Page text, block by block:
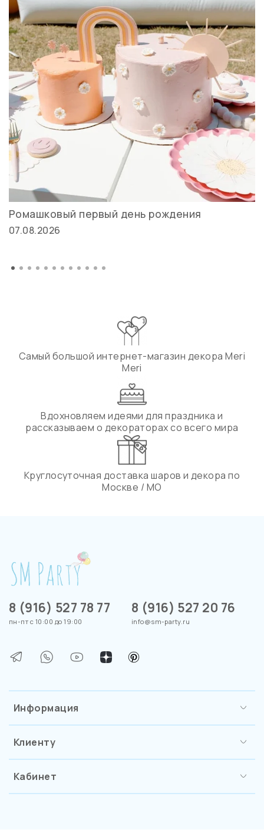
Ромашковый первый день рождения
07.08.2026
Самый большой интернет-магазин декора Meri
Meri
Вдохновляем идеями для праздника и
рассказываем о декораторах со всего мира
Круглосуточная доставка шаров и декора по
Москве / МО
Информация
Клиенту
Кабинет
8 (916) 527 78 77
пн-пт с 10:00 до 19:00
8 (916) 527 20 76
info@sm-party.ru